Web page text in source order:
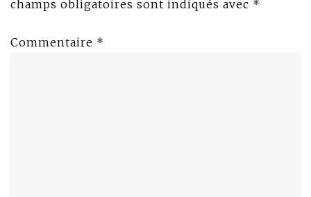
champs obligatoires sont indiqués avec *
Commentaire *